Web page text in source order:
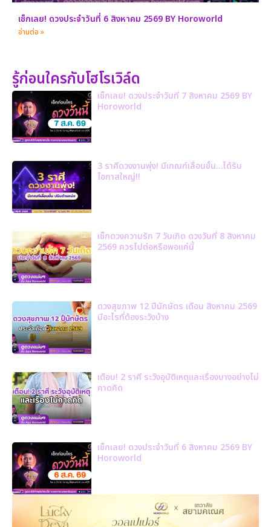
เช็กเลย! ดวงประจำวันที่ 6 สิงหาคม 2569 BY Horoworld
อ่านต่อ »
รู้ก่อนใครกับโฮโรเวิล์ด
เช็กเลย! ดวงประจำวันที่ 7 สิงหาคม 2569 BY
Horoworld
3 ราศีดวงงานพุ่ง! มีเกณฑ์เลื่อนขั้น…ได้รับ
โอกาสใหญ่!!
เช็กดวงความรัก 7 วันเกิด ดวงวันที่ 8 สิงหาคม
2569 ควรไปต่อหรือพอแค่นี้
ดวงสุขภาพ 12 ปีนักษัตร เดือน สิงหาคม 2569
มีอะไรที่ต้องระวังบ้าง
เตือน! 2 ราศี ระวังอุบัติเหตุและเรื่องบางอย่างไม่
คาดคิด
เช็กเลย! ดวงประจำวันที่ 6 สิงหาคม 2569 BY
Horoworld